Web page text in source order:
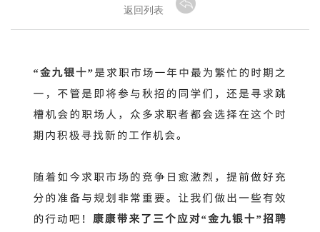
返回列表